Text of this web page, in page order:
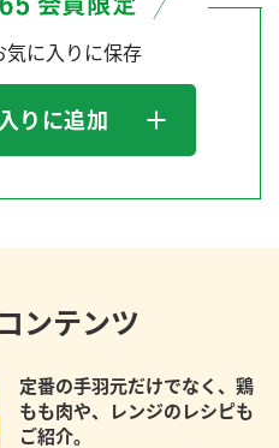
気に入りに保存
りに追加
ンテンツ
定番の手羽元だけでなく、鶏
もも肉や、レンジのレシピも
ご紹介。